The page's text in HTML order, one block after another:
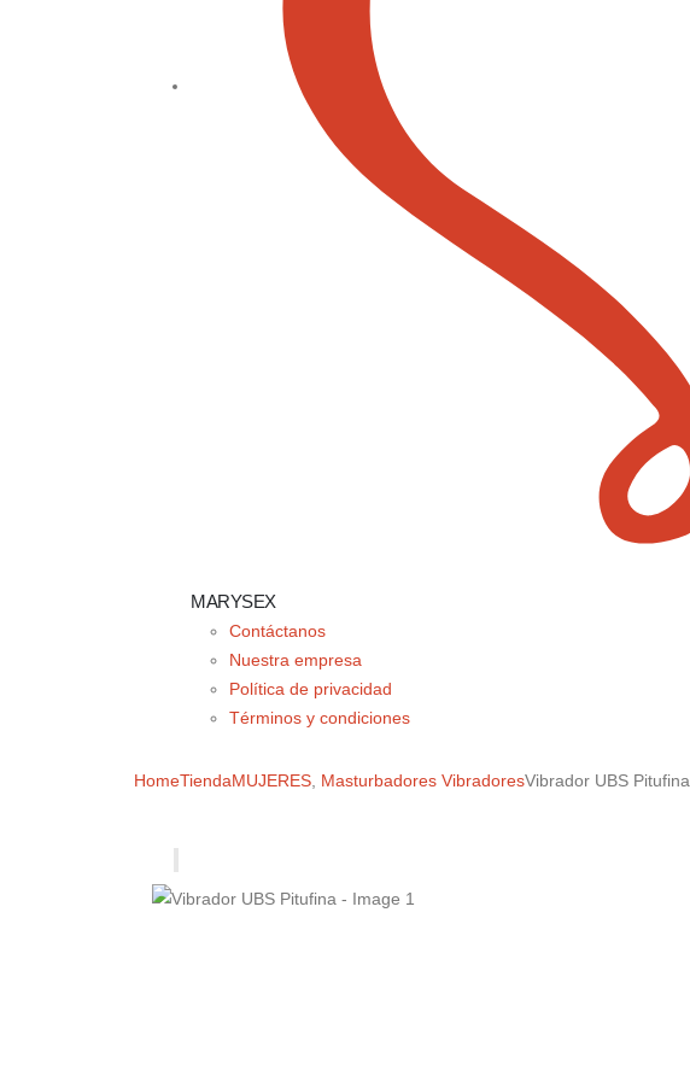
MARYSEX
Contáctanos
Nuestra empresa
Política de privacidad
Términos y condiciones
HomeTiendaMUJERES Masturbadores VibradoresVibrador UBS Pitufina